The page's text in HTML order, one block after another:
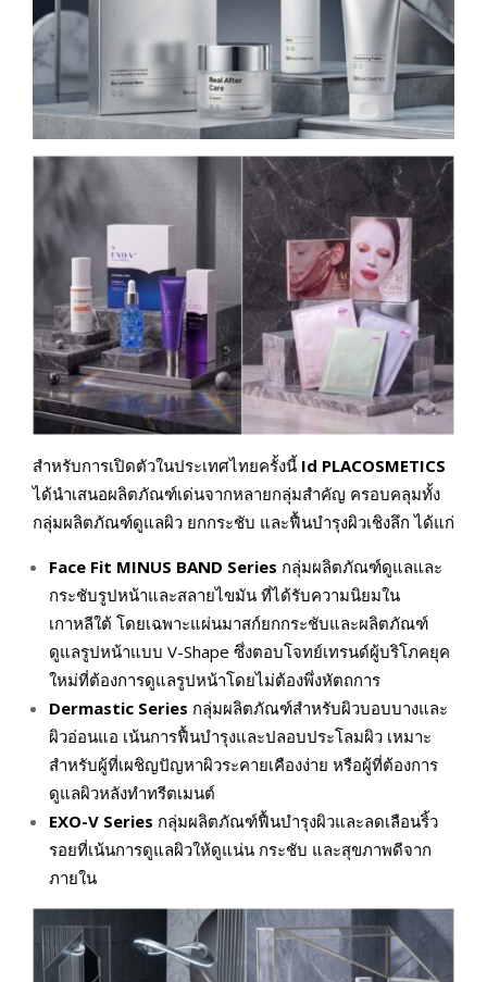
สำหรับการเปิดตัวในประเทศไทยครั้งนี้ Id PLACOSMETICS
ได้นำเสนอผลิตภัณฑ์เด่นจากหลายกลุ่มสำคัญ ครอบคลุมทั้ง
กลุ่มผลิตภัณฑ์ดูแลผิว ยกกระชับ และฟื้นบำรุงผิวเชิงลึก ได้แก่
Face Fit MINUS BAND Series กลุ่มผลิตภัณฑ์ดูแลและ
กระชับรูปหน้าและสลายไขมัน ที่ได้รับความนิยมใน
เกาหลีใต้ โดยเฉพาะแผ่นมาสก์ยกกระชับและผลิตภัณฑ์
ดูแลรูปหน้าแบบ V-Shape ซึ่งตอบโจทย์เทรนด์ผู้บริโภคยุค
ใหม่ที่ต้องการดูแลรูปหน้าโดยไม่ต้องพึ่งหัตถการ
Dermastic Series กลุ่มผลิตภัณฑ์สำหรับผิวบอบบางและ
ผิวอ่อนแอ เน้นการฟื้นบำรุงและปลอบประโลมผิว เหมาะ
สำหรับผู้ที่เผชิญปัญหาผิวระคายเคืองง่าย หรือผู้ที่ต้องการ
ดูแลผิวหลังทำทรีตเมนต์
EXO-V Series กลุ่มผลิตภัณฑ์ฟื้นบำรุงผิวและลดเลือนริ้ว
รอยที่เน้นการดูแลผิวให้ดูแน่น กระชับ และสุขภาพดีจาก
ภายใน